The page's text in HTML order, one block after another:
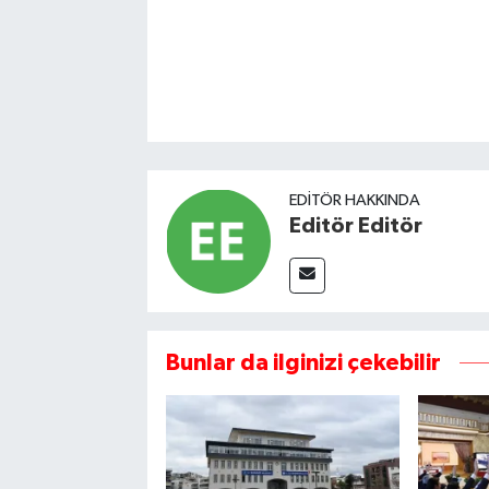
EDITÖR HAKKINDA
Editör Editör
Bunlar da ilginizi çekebilir